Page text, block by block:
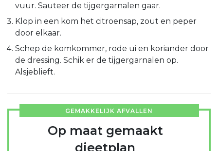
vuur. Sauteer de tijgergarnalen gaar.
Klop in een kom het citroensap, zout en peper
door elkaar.
Schep de komkommer, rode ui en koriander door
de dressing. Schik er de tijgergarnalen op.
Alsjeblieft.
GEMAKKELIJK AFVALLEN
Op maat gemaakt
dieetplan